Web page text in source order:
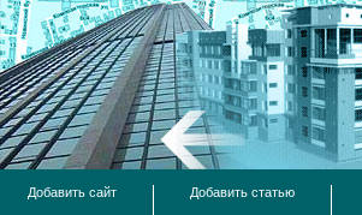
Добавить сайт Добавить статью